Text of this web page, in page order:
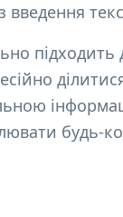
введення
будь-